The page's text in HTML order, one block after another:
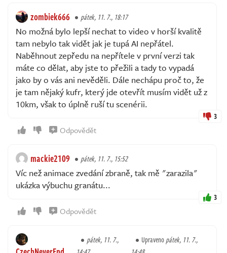
zombiek666 pátek, 11. 7., 18:17
No možná bylo lepší nechat to video v horší kvalitě
tam nebylo tak vidět jak je tupá AI nepřátel.
Naběhnout zepředu na nepřítele v první verzi tak
máte co dělat, aby jste to přežili a tady to vypadá
jako by o vás ani nevěděli. Dále nechápu proč to, že
je tam nějaký kufr, který jde otevřít musím vidět už z
10km, však to úplně ruší tu scenérii.
3
Odpovědět
mackie2109 pátek, 11. 7., 15:52
Víc než animace zvedání zbraně, tak mě "zarazila"
ukázka výbuchu granátu...
3
Odpovědět
pátek, 11. 7.,
Upravenopátek, 11. 7.,